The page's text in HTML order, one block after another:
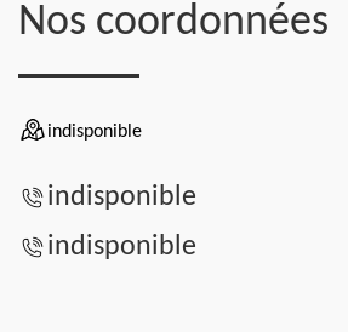
Nos coordonnées
indisponible
indisponible
indisponible